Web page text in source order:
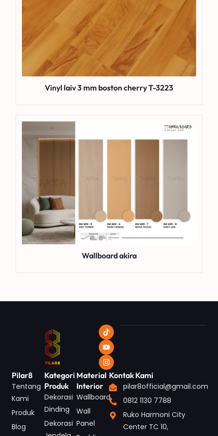
Vinyl laiv 3 mm boston cherry T-3223
Wallboard akira
Pilar8
Tentang
Kami
Produk
Blog
Kategori
Produk
Dekorasi
Dinding
Dekorasi
Material
Interior
Wallboard
Wall
Panel
Kontak Kami
pilar8official@gmail.com
0812 1130 7788
Ruko Harmoni City
Center TC 10,